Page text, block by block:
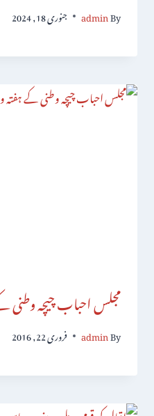
By
admin جنوری 18, 2024
مجلس احباب چیچہ وطنی
By
admin فروری 22, 2016